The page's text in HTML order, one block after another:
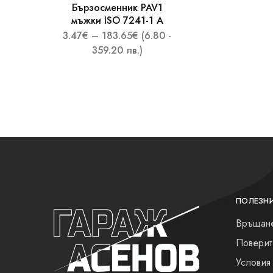
Маркучи за пренос на химикали
Маркучи за турбозоли
Маркучи за храни
Маркучи полиуретанови/въздуховоди
Бързосменник PAV1
мъжки ISO 7241-1 A
3.47€ – 183.65€ (6.80 -
359.20 лв.)